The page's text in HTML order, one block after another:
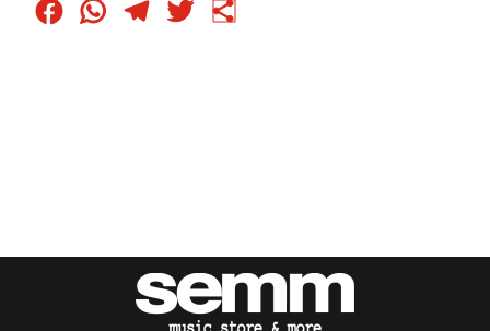
Facebook
WhatsApp
Telegram
Twitter